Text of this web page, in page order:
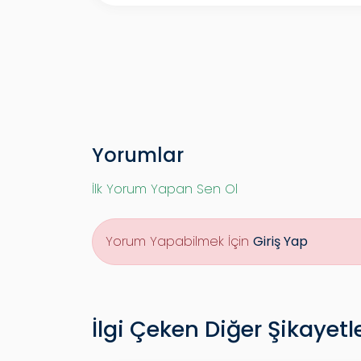
Yorumlar
İlk Yorum Yapan Sen Ol
Yorum Yapabilmek İçin Giriş Yap
İlgi Çeken Diğer